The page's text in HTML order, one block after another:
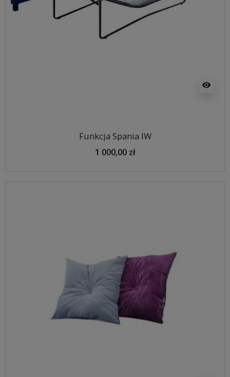
visibility
Funkcja Spania IW
1 000,00 zł